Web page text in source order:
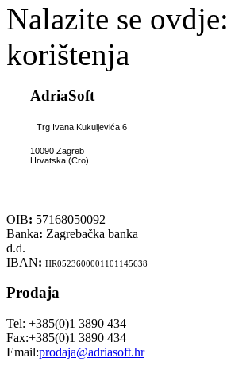
Nalazite se ovdje:
korištenja
AdriaSoft
Trg Ivana Kukuljevića 6
10090 Zagreb
Hrvatska (Cro)
OIB: 57168050092
Banka: Zagrebačka banka
d.d.
IBAN: HR0523600001101145638
Prodaja
Tel: +385(0)1 3890 434
Fax:+385(0)1 3890 434
Email:prodaja@adriasoft.hr